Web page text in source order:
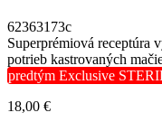
62363173c
Superprémiová receptúra
potrieb kastrovaných
predtým Exclusive
18,00 €